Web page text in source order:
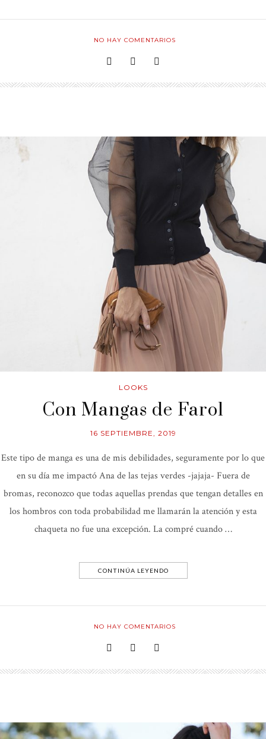
NO HAY COMENTARIOS
LOOKS
Con Mangas de Farol
16 SEPTIEMBRE, 2019
Este tipo de manga es una de mis debilidades, seguramente por lo que
en su día me impactó Ana de las tejas verdes -jajaja- Fuera de
bromas, reconozco que todas aquellas prendas que tengan detalles en
los hombros con toda probabilidad me llamarán la atención y esta
chaqueta no fue una excepción. La compré cuando …
CONTINÚA LEYENDO
NO HAY COMENTARIOS